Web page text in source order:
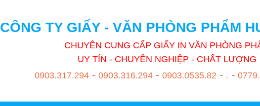
CÔNG TY GIẤY - VĂN PHÒNG PHẨM
CHUYÊN CUNG CẤP GIẤY IN VĂN PHÒNG
UY TÍN - CHUYÊN NGHIỆP - CHẤT LƯỢNG
0903.317.294 - 0903.316.294 - 0903.0535.82 - . -